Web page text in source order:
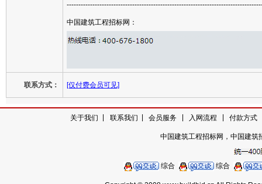
中国建筑工程招标网：
联系方式： [仅付费会员可见]
关于我们 联系我们 会员服务 入网流程 付款方式
中国建筑工程招标网，中国建筑
综合 综合